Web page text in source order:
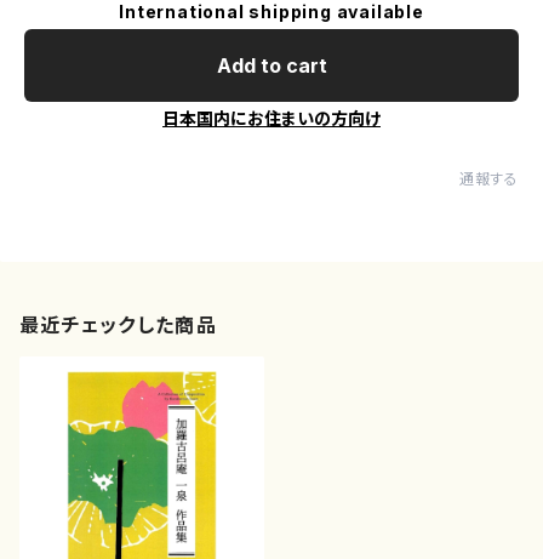
International shipping available
Add to cart
日本国内にお住まいの方向け
通報する
最近チェックした商品